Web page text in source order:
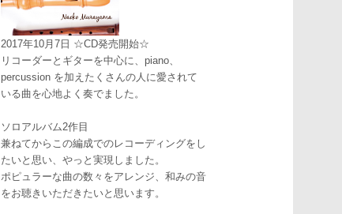
2017年10月7日 ☆CD発売開始☆
リコーダーとギターを中心に、piano、
percussion を加えたくさんの人に愛されて
いる曲を心地よく奏でました。
ソロアルバム2作目
兼ねてからこの編成でのレコーディングをし
たいと思い、やっと実現しました。
ポピュラーな曲の数々をアレンジ、和みの音
をお聴きいただきたいと思います。